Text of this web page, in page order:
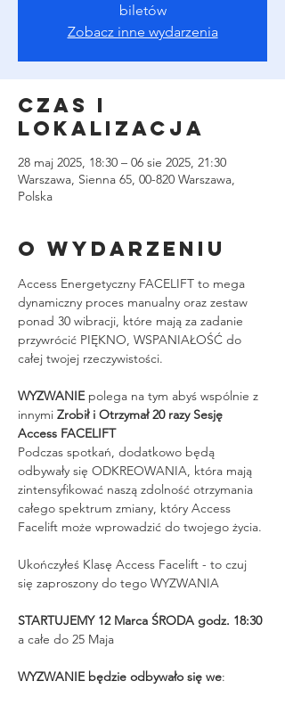
biletów
Zobacz inne wydarzenia
Czas i
lokalizacja
28 maj 2025, 18:30 – 06 sie 2025, 21:30
Warszawa, Sienna 65, 00-820 Warszawa,
Polska
O wydarzeniu
Access Energetyczny FACELIFT to mega
dynamiczny proces manualny oraz zestaw
ponad 30 wibracji, które mają za zadanie
przywrócić PIĘKNO, WSPANIAŁOŚĆ do
całej twojej rzeczywistości.
WYZWANIE polega na tym abyś wspólnie z
innymi Zrobił i Otrzymał 20 razy Sesję
Access FACELIFT
Podczas spotkań, dodatkowo będą
odbywały się ODKREOWANIA, która mają
zintensyfikować naszą zdolność otrzymania
całego spektrum zmiany, który Access
Facelift może wprowadzić do twojego życia.
Ukończyłeś Klasę Access Facelift - to czuj
się zaproszony do tego WYZWANIA
STARTUJEMY 12 Marca ŚRODA godz. 18:30
a całe do 25 Maja
WYZWANIE będzie odbywało się we: